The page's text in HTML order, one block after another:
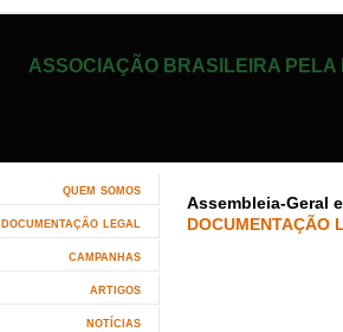
ASSOCIAÇÃO BRASILEIRA PELA
quem somos
documentação legal
campanhas
artigos
notícias
Assembleia-Geral
DOCUMENTAÇÃO